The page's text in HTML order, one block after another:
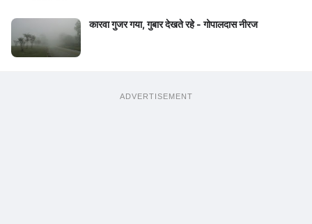
कारवा गुजर गया, गुबार देखते रहे - गोपालदास नीरज
ADVERTISEMENT